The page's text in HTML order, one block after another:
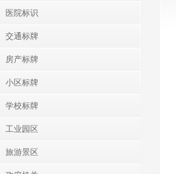
医院标识
交通标牌
房产标牌
小区标牌
学校标牌
工业园区
旅游景区